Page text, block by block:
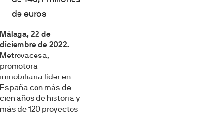
de euros
Málaga, 22 de
diciembre de 2022.
Metrovacesa,
promotora
inmobiliaria líder en
España con más de
cien años de historia y
más de 120 proyectos